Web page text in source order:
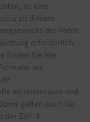
ist eine
zu diesem
der Fotos
erforderlich.
finden Sie hier.
an:
im Innenraum und
gelten auch für
der Ziff. 4.